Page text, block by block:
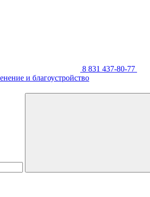
8 831 437-80-77
и благоустройство